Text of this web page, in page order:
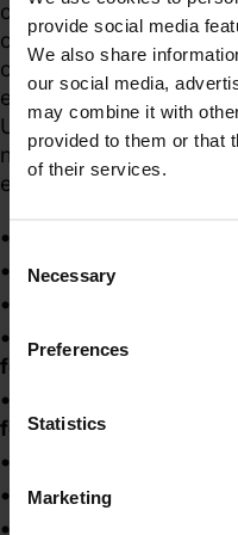
provide social media
We also share
our social media,
may combine it with
provided to them or that
of their services.
Selection
Necessary
Preferences
Statistics
Marketing
organi bersaglio,
cristallino e retina) e la
cicli produttivi che
ed impianti che
UV, visibili ed
nm a 1 mm. Tra queste
esempio:
riscaldatori radianti;
lampade per
fotoincisione;
lampade "a luce
fotografici etc.;
attrezzature per
Unisciti al
obblighi, modifiche,